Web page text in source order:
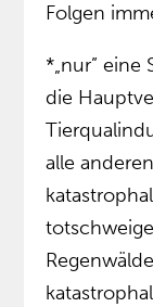
Folgen
*„nur” eine
die
alle